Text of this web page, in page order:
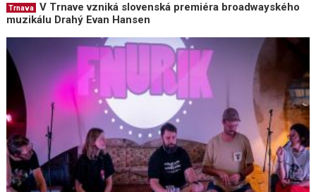
Trnava
V Trnave vzniká slovenská premiéra broadwayského
muzikálu Drahý Evan Hansen